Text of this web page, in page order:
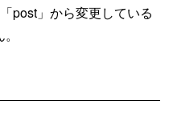
post」から変更している